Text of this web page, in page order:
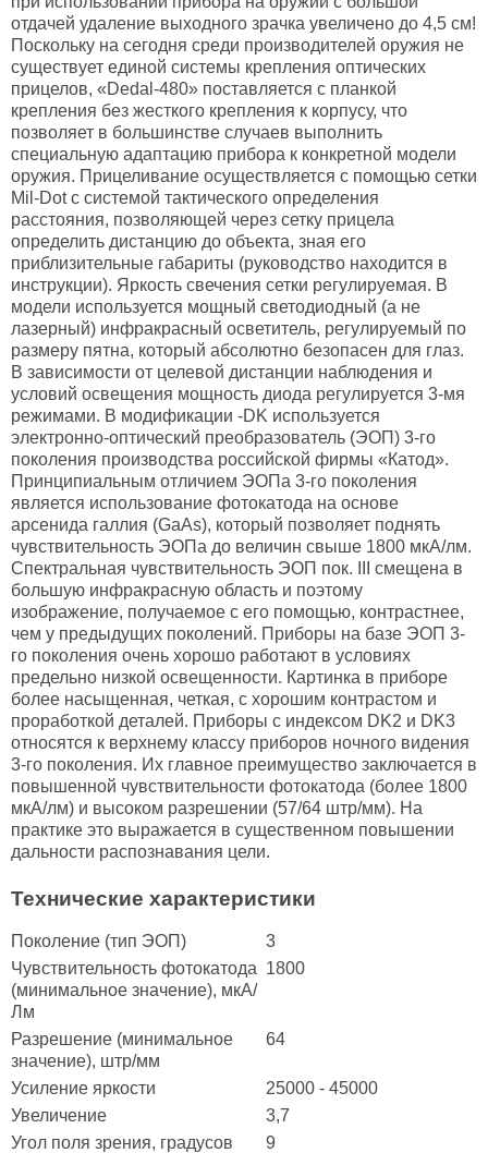
отдачей удаление выходного зрачка увеличено до 4,5 см!
Поскольку на сегодня среди производителей оружия не
существует единой системы крепления оптических
прицелов, «Dedal-480» поставляется с планкой
крепления без жесткого крепления к корпусу, что
позволяет в большинстве случаев выполнить
специальную адаптацию прибора к конкретной модели
оружия. Прицеливание осуществляется с помощью сетки
Mil-Dot с системой тактического определения
расстояния, позволяющей через сетку прицела
определить дистанцию до объекта, зная его
приблизительные габариты (руководство находится в
инструкции). Яркость свечения сетки регулируемая. В
модели используется мощный светодиодный (а не
лазерный) инфракрасный осветитель, регулируемый по
размеру пятна, который абсолютно безопасен для глаз.
В зависимости от целевой дистанции наблюдения и
условий освещения мощность диода регулируется 3-мя
режимами. В модификации -DK используется
электронно-оптический преобразователь (ЭОП) 3-го
поколения производства российской фирмы «Катод».
Принципиальным отличием ЭОПа 3-го поколения
является использование фотокатода на основе
арсенида галлия (GaAs), который позволяет поднять
чувствительность ЭОПа до величин свыше 1800 мкА/лм.
Спектральная чувствительность ЭОП пок. III смещена в
большую инфракрасную область и поэтому
изображение, получаемое с его помощью, контрастнее,
чем у предыдущих поколений. Приборы на базе ЭОП 3-
го поколения очень хорошо работают в условиях
предельно низкой освещенности. Картинка в приборе
более насыщенная, четкая, с хорошим контрастом и
проработкой деталей. Приборы с индексом DK2 и DK3
относятся к верхнему классу приборов ночного видения
3-го поколения. Их главное преимущество заключается в
повышенной чувствительности фотокатода (более 1800
мкА/лм) и высоком разрешении (57/64 штр/мм). На
практике это выражается в существенном повышении
дальности распознавания цели.
Технические характеристики
Поколение (тип ЭОП)
3
Чувствительность фотокатода
(минимальное значение), мкА/
Лм
1800
Разрешение (минимальное
значение), штр/мм
64
Усиление яркости
25000 - 45000
Увеличение
3,7
Угол поля зрения, градусов
9